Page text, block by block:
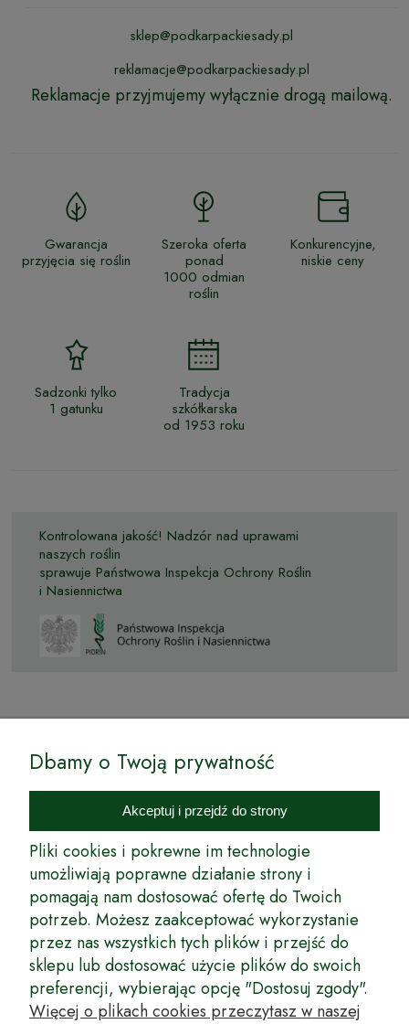
sklep@podkarpackiesady.pl
reklamacje@podkarpackiesady.pl
Reklamacje przyjmujemy wyłącznie drogą mailową.
Gwarancja
przyjęcia się roślin
Szeroka oferta
ponad
1000 odmian
roślin
Konkurencyjne,
niskie ceny
Sadzonki tylko
1 gatunku
Tradycja
szkółkarska
od 1953 roku
Kontrolowana jakość! Nadzór nad uprawami
naszych roślin
sprawuje Państwowa Inspekcja Ochrony Roślin
i Nasiennictwa
Internetowy Sklep Ogrodniczy Podkarpackie Sady to inicjatywa
podkarpackich szkółkarzy, której zamierzeniem jest wprowadzenie na
rynek wysokiej jakości drzewek owocowych, drzewek ozdobnych oraz
innych produktów pozwalających na uprawianie zarówno małych, jak
i dużych sadów oraz ogrodów.
Wspólnie stworzyliśmy dla Państwa kompleksową ofertę - wspaniałe
produkty, dary ziemi ze szkółek drzewek ozdobnych i owocowych,
których tradycje sięgają roku 1953. Drzewka produkowane są
z najwyższą starannością przez trzecie pokolenie plantatorów.
Długoletnie Doświadczenie sprawiło, że wszystkie drzewka cechuje
duża odporność na zmienne warunki atmosferyczne naszego klimatu
oraz niezwykły urodzaj. W ofercie naszego internetowego sklepu
Dbamy o Twoją prywatność
Akceptuj i przejdź do strony
Pliki cookies i pokrewne im technologie
umożliwiają poprawne działanie strony i
pomagają nam dostosować ofertę do Twoich
potrzeb. Możesz zaakceptować wykorzystanie
przez nas wszystkich tych plików i przejść do
sklepu lub dostosować użycie plików do swoich
preferencji, wybierając opcję "Dostosuj zgody".
Więcej o plikach cookies przeczytasz w naszej